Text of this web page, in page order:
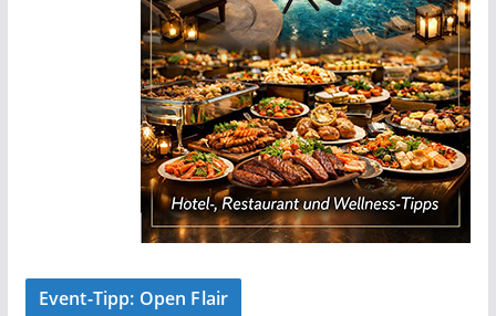
Event-Tipp: Open Flair